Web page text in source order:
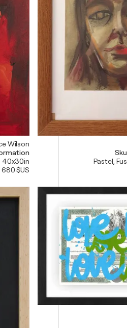
Wilson
40x30in
680 $US
Pastel,